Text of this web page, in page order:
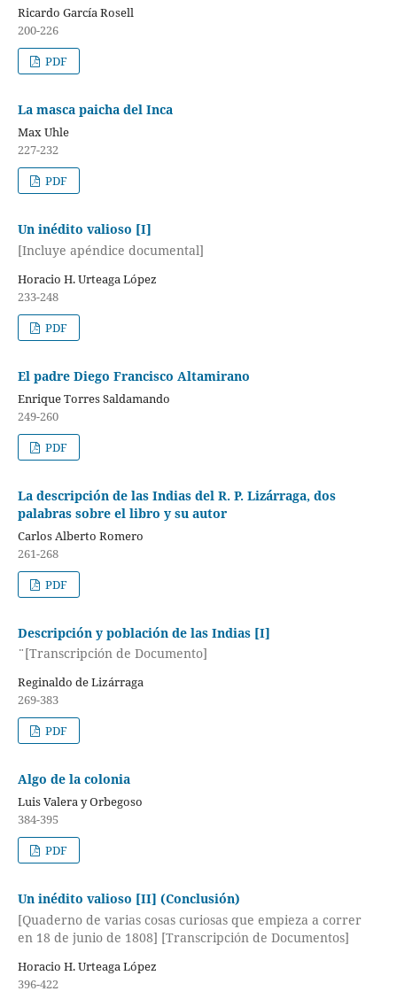
Ricardo García Rosell
200-226
PDF
La masca paicha del Inca
Max Uhle
227-232
PDF
Un inédito valioso [I]
[Incluye apéndice documental]
Horacio H. Urteaga López
233-248
PDF
El padre Diego Francisco Altamirano
Enrique Torres Saldamando
249-260
PDF
La descripción de las Indias del R. P. Lizárraga, dos
palabras sobre el libro y su autor
Carlos Alberto Romero
261-268
PDF
Descripción y población de las Indias [I]
¨[Transcripción de Documento]
Reginaldo de Lizárraga
269-383
PDF
Algo de la colonia
Luis Valera y Orbegoso
384-395
PDF
Un inédito valioso [II] (Conclusión)
[Quaderno de varias cosas curiosas que empieza a correr
en 18 de junio de 1808] [Transcripción de Documentos]
Horacio H. Urteaga López
396-422